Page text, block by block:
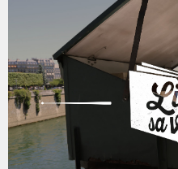
principal
LIVRE SA VIE